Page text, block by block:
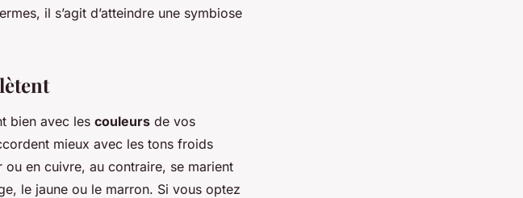
il s’agit d’atteindre une symbiose
bien avec les couleurs de vos
mieux avec les tons froids
en cuivre, au contraire, se marient
le jaune ou le marron. Si vous optez